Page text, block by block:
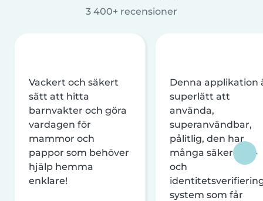
3 400+ recensioner
Vackert och säkert
sätt att hitta
barnvakter och göra
vardagen för
mammor och
pappor som behöver
hjälp hemma
enklare!
Denna applikation
superlätt att
använda,
superanvändbar,
pålitlig, den har
många säkerhets-
och
system som får